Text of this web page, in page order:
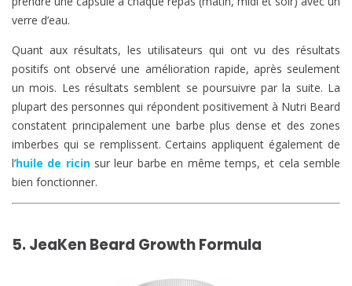
verre d’eau.
Quant aux résultats, les utilisateurs qui ont vu des résultats
positifs ont observé une amélioration rapide, après seulement
un mois. Les résultats semblent se poursuivre par la suite. La
plupart des personnes qui répondent positivement à Nutri Beard
constatent principalement une barbe plus dense et des zones
imberbes qui se remplissent. Certains appliquent également de
l’huile de ricinsur leur barbe en même temps, et cela semble
bien fonctionner.
5. JeaKen Beard Growth Formula